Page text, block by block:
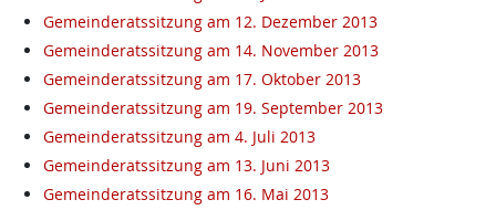
Gemeinderatssitzung am 12. Dezember 2013
Gemeinderatssitzung am 14. November 2013
Gemeinderatssitzung am 17. Oktober 2013
Gemeinderatssitzung am 19. September 2013
Gemeinderatssitzung am 4. Juli 2013
Gemeinderatssitzung am 13. Juni 2013
Gemeinderatssitzung am 16. Mai 2013